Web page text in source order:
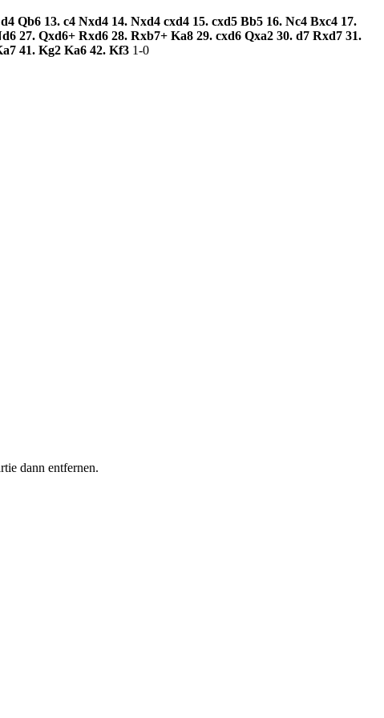
d4 Qb6 13. c4 Nxd4 14. Nxd4 cxd4 15. cxd5 Bb5 16. Nc4 Bxc4 17.
27. Qxd6+ Rxd6 28. Rxb7+ Ka8 29. cxd6 Qxa2 30. d7 Rxd7 31.
41. Kg2 Ka6 42. Kf3 1-0
dann entfernen.